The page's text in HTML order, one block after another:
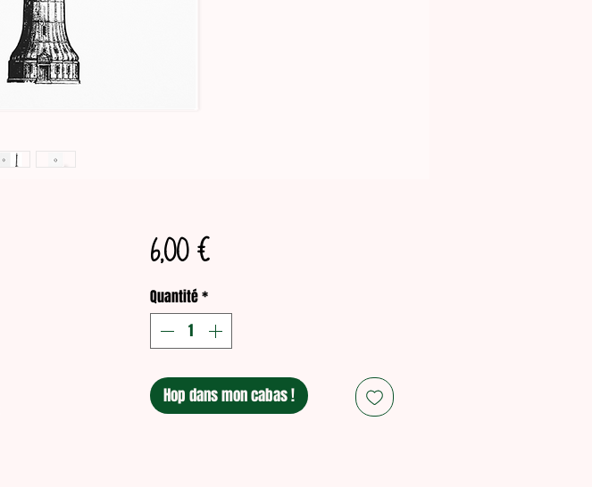
6,00 €Prix
Quantité*
Hop dans mon cabas !